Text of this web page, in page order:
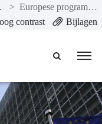
>
Europese programma’s
contrast Bijlagen